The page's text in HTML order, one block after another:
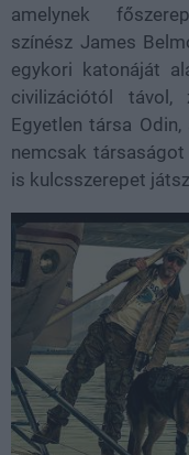
amelynek
színész James
egykori katonáját
civilizációtól távol,
Egyetlen társa
nemcsak társaságot
is kulcsszerepet